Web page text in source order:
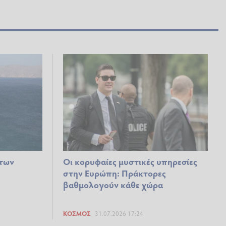
Οι κορυφαίες μυστικές υπηρεσίες
στην Ευρώπη: Πράκτορες
βαθμολογούν κάθε χώρα
ΚΌΣΜΟΣ 31.07.2026 17:24